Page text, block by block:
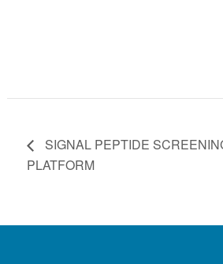
SIGNAL PEPTIDE
PLATFORM